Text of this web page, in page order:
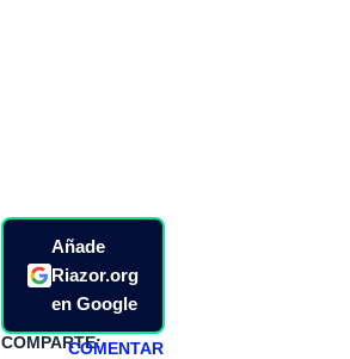
Añade
Riazor.org
en Google
COMPARTE:COMENTAR